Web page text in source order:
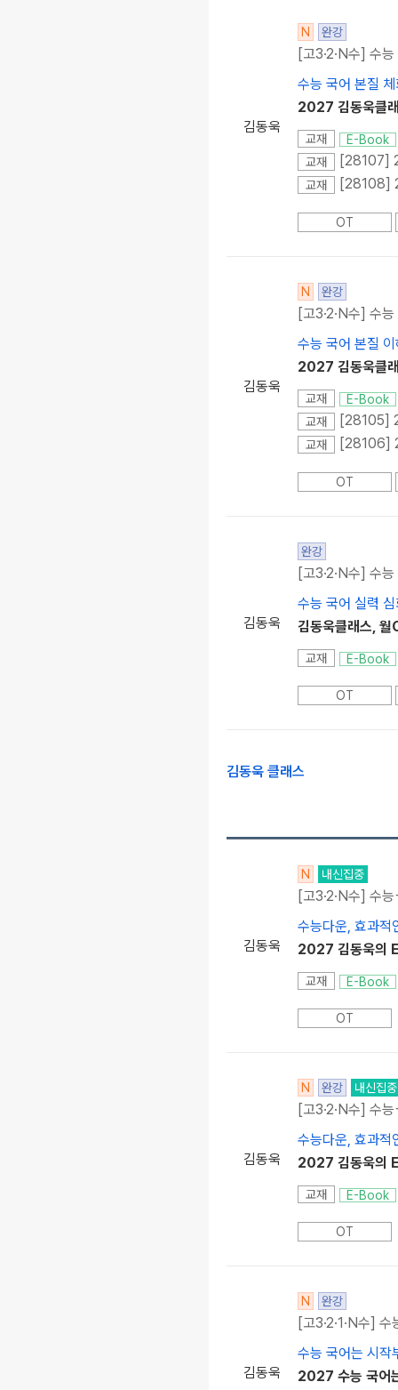
김동욱
N 완강
[고3·2·N수] 수
수능 국어 본질
2027 김동욱클
교재
E-Book
교재
[28107]
교재 [28108]
OT
김동욱
N 완강
[고3·2·N수] 수
수능 국어 본질
2027 김동욱클
교재
E-Book
교재
[28105]
교재 [28106]
OT
김동욱
완강
[고3·2·N수] 수
수능 국어 실력
김동욱클래스,
교재 E-Book
OT
김동욱 클래스
김동욱
N 내신집중
[고3·2·N수] 수
수능다운, 효과적
2027 김동욱의
교재 E-Book
OT
김동욱
N 완강 내신집중
[고3·2·N수] 수
수능다운, 효과적
2027 김동욱의
교재 E-Book
OT
김동욱
N 완강
[고3·2·1·N수]
수능 국어는 시작
2027 수능 국어